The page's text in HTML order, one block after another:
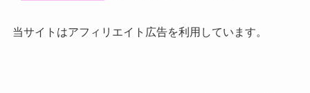
当サイトはアフィリエイト広告を利用しています。